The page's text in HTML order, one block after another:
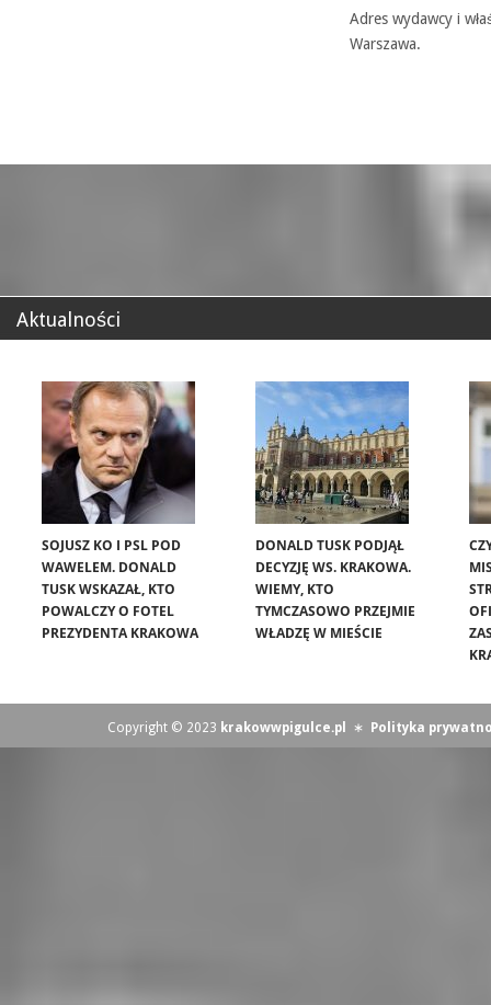
Adres wydawcy i
Warszawa.
Aktualności
SOJUSZ KO I PSL POD
WAWELEM. DONALD
TUSK WSKAZAŁ, KTO
POWALCZY O FOTEL
PREZYDENTA KRAKOWA
DONALD TUSK PODJĄŁ
DECYZJĘ WS. KRAKOWA.
WIEMY, KTO
TYMCZASOWO PRZEJMIE
WŁADZĘ W MIEŚCIE
Copyright © 2023 krakowwpigulce.pl ∗ Polityka